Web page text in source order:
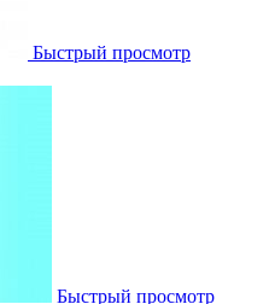
Быстрый просмотр
Быстрый просмотр